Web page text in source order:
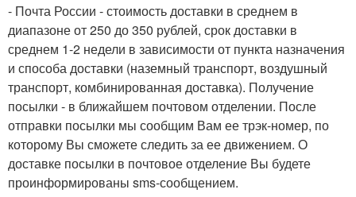
- Почта России - стоимость доставки в среднем в
диапазоне от 250 до 350 рублей, срок доставки в
среднем 1-2 недели в зависимости от пункта назначения
и способа доставки (наземный транспорт, воздушный
транспорт, комбинированная доставка). Получение
посылки - в ближайшем почтовом отделении. После
отправки посылки мы сообщим Вам ее трэк-номер, по
которому Вы сможете следить за ее движением. О
доставке посылки в почтовое отделение Вы будете
проинформированы sms-сообщением.